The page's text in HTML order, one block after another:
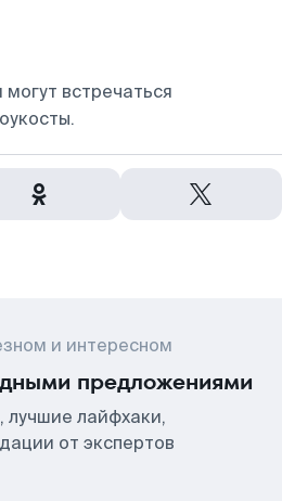
встречаться
и интересном
предложениями
лучшие лайфхаки,
от экспертов